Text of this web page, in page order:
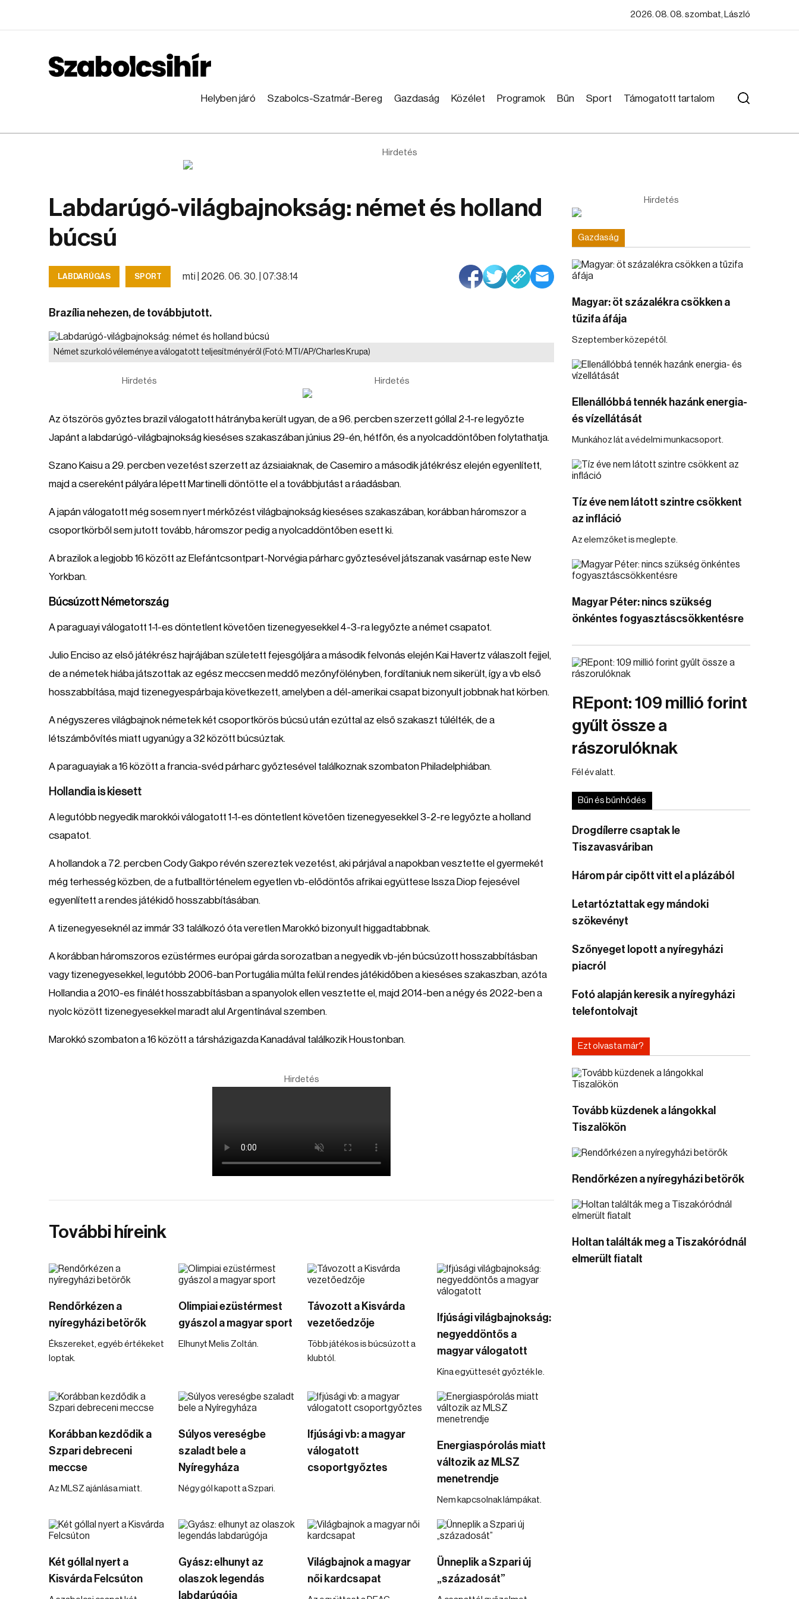
2026. 08. 08. szombat, László
Helyben járó Szabolcs-Szatmár-Bereg Gazdaság Közélet Programok Bűn Sport Támogatott tartalom
Hirdetés
Labdarúgó-világbajnokság: német és holland
búcsú
LABDARÚGÁS SPORT mti | 2026. 06. 30. | 07:38:14
Brazília nehezen, de továbbjutott.
Német szurkoló véleménye a válogatott teljesítményéről (Fotó: MTI/AP/Charles Krupa)
Hirdetés Hirdetés
Az ötszörös győztes brazil válogatott hátrányba került ugyan, de a 96. percben szerzett góllal 2-1-re legyőzte
Japánt a labdarúgó-világbajnokság kieséses szakaszában június 29-én, hétfőn, és a nyolcaddöntőben folytathatja.
Szano Kaisu a 29. percben vezetést szerzett az ázsiaiaknak, de Casemiro a második játékrész elején egyenlített,
majd a csereként pályára lépett Martinelli döntötte el a továbbjutást a ráadásban.
A japán válogatott még sosem nyert mérkőzést világbajnokság kieséses szakaszában, korábban háromszor a
csoportkörből sem jutott tovább, háromszor pedig a nyolcaddöntőben esett ki.
A brazilok a legjobb 16 között az Elefántcsontpart-Norvégia párharc győztesével játszanak vasárnap este New
Yorkban.
Búcsúzott Németország
A paraguayi válogatott 1-1-es döntetlent követően tizenegyesekkel 4-3-ra legyőzte a német csapatot.
Julio Enciso az első játékrész hajrájában született fejesgóljára a második felvonás elején Kai Havertz válaszolt fejjel,
de a németek hiába játszottak az egész meccsen meddő mezőnyfölényben, fordítaniuk nem sikerült, így a vb első
hosszabbítása, majd tizenegyespárbaja következett, amelyben a dél-amerikai csapat bizonyult jobbnak hat körben.
A négyszeres világbajnok németek két csoportkörös búcsú után ezúttal az első szakaszt túlélték, de a
létszámbővítés miatt ugyanúgy a 32 között búcsúztak.
A paraguayiak a 16 között a francia-svéd párharc győztesével találkoznak szombaton Philadelphiában.
Hollandia is kiesett
A legutóbb negyedik marokkói válogatott 1-1-es döntetlent követően tizenegyesekkel 3-2-re legyőzte a holland
csapatot.
A hollandok a 72. percben Cody Gakpo révén szereztek vezetést, aki párjával a napokban vesztette el gyermekét
még terhesség közben, de a futballtörténelem egyetlen vb-elődöntős afrikai együttese Issza Diop fejesével
egyenlített a rendes játékidő hosszabbításában.
A tizenegyeseknél az immár 33 találkozó óta veretlen Marokkó bizonyult higgadtabbnak.
A korábban háromszoros ezüstérmes európai gárda sorozatban a negyedik vb-jén búcsúzott hosszabbításban
vagy tizenegyesekkel, legutóbb 2006-ban Portugália múlta felül rendes játékidőben a kieséses szakaszban, azóta
Hollandia a 2010-es finálét hosszabbításban a spanyolok ellen vesztette el, majd 2014-ben a négy és 2022-ben a
nyolc között tizenegyesekkel maradt alul Argentínával szemben.
Marokkó szombaton a 16 között a társházigazda Kanadával találkozik Houstonban.
Hirdetés
További híreink
Rendőrkézen a
nyíregyházi betörők
Ékszereket, egyéb értékeket
loptak.
Olimpiai ezüstérmest
gyászol a magyar sport
Elhunyt Melis Zoltán.
Távozott a Kisvárda
vezetőedzője
Több játékos is búcsúzott a
klubtól.
Ifjúsági világbajnokság:
negyeddöntős a
magyar válogatott
Kína együttesét győzték le.
Korábban kezdődik a
Szpari debreceni
meccse
Az MLSZ ajánlása miatt.
Súlyos vereségbe
szaladt bele a
Nyíregyháza
Négy gól kapott a Szpari.
Ifjúsági vb: a magyar
válogatott
csoportgyőztes
Energiaspórolás miatt
változik az MLSZ
menetrendje
Nem kapcsolnak lámpákat.
Két góllal nyert a
Kisvárda Felcsúton
Gyász: elhunyt az
olaszok legendás
labdarúgója
Világbajnok a magyar
női kardcsapat
Ünneplik a Szpari új
„századosát”
Hirdetés
Gazdaság
Magyar: öt százalékra csökken a
tűzifa áfája
Szeptember közepétől.
Ellenállóbbá tennék hazánk energia-
és vízellátását
Munkához lát a védelmi munkacsoport.
Tíz éve nem látott szintre csökkent
az infláció
Az elemzőket is meglepte.
Magyar Péter: nincs szükség
önkéntes fogyasztáscsökkentésre
REpont: 109 millió forint
gyűlt össze a
rászorulóknak
Fél év alatt.
Bűn és bűnhődés
Drogdílerre csaptak le
Tiszavasváriban
Három pár cipőtt vitt el a plázából
Letartóztattak egy mándoki
szökevényt
Szőnyeget lopott a nyíregyházi
piacról
Fotó alapján keresik a nyíregyházi
telefontolvajt
Ezt olvasta már?
Tovább küzdenek a lángokkal
Tiszalökön
Rendőrkézen a nyíregyházi betörők
Holtan találták meg a Tiszakóródnál
elmerült fiatalt